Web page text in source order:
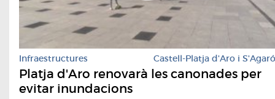
Infraestructures Castell-Platja d'Aro i S'Agaró
Platja d'Aro renovarà les canonades per
evitar inundacions